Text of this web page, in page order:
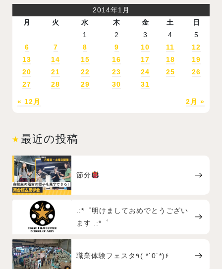
2014年1月
月
火 水 木 金 土 日
« 12月 2月 »
1 2 3 4
5
6
7 8 9 10 11
12
13
14 15 16 17 18
19
20
21 22 23 24 25
26
27
28 29 30 31
最近の投稿
節分
.:*゜明けましておめでとうござい
ます .:*゜
職業体験フェスタ٩( *˙0˙*)۶